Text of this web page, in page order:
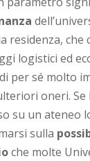
residenza, che
logistici ed
per sé molto
oneri. Se
su un ateneo
sulla
che molte